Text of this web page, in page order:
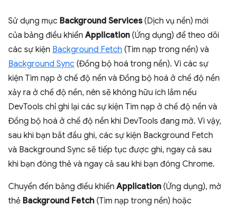
Sử dụng mục Background Services(Dịch vụ nền) mới
của bảng điều khiểnApplication (Ứng dụng) để theo dõi
các sự kiện Background Fetch (Tìm nạp trong nền) và
Background Sync (Đồng bộ hoá trong nền). Vì các sự
kiện Tìm nạp ở chế độ nền và Đồng bộ hoá ở chế độ nền
xảy ra ở chế độ nền, nên sẽ không hữu ích lắm nếu
DevTools chỉ ghi lại các sự kiện Tìm nạp ở chế độ nền và
Đồng bộ hoá ở chế độ nền khi DevTools đang mở. Vì vậy,
sau khi bạn bắt đầu ghi, các sự kiện Background Fetch
và Background Sync sẽ tiếp tục được ghi, ngay cả sau
khi bạn đóng thẻ và ngay cả sau khi bạn đóng Chrome.
Chuyển đến bảng điều khiểnApplication (Ứng dụng), mở
thẻ Background Fetch (Tìm nạp trong nền) hoặc